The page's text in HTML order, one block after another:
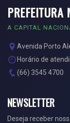
PREFEITURA
A CAPITAL
Avenida Porto
Horário de
(66) 3545 4700
NEWSLETTER
Deseja receber